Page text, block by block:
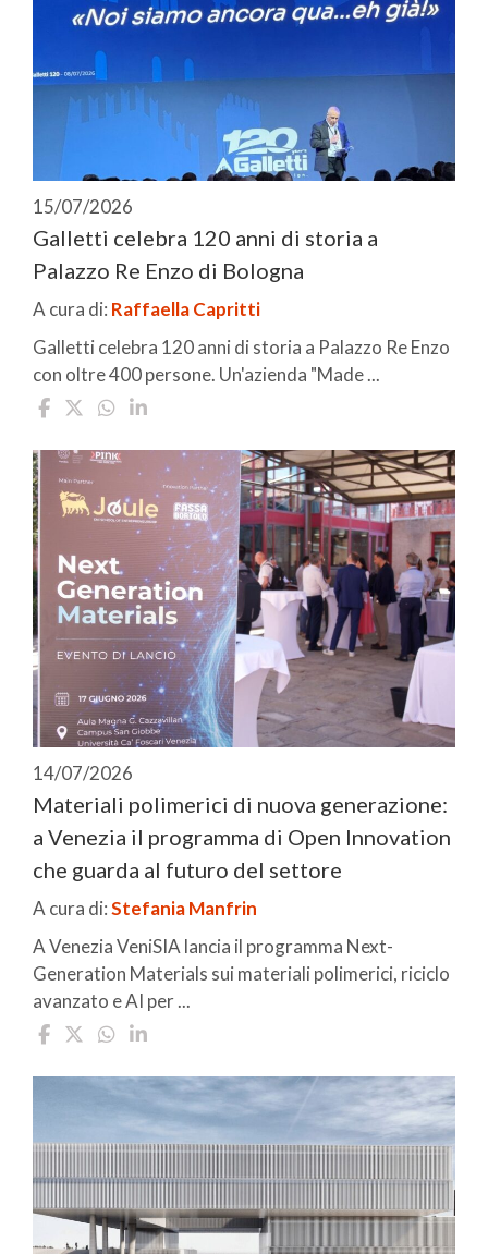
15/07/2026
Galletti celebra 120 anni di storia a
Palazzo Re Enzo di Bologna
A cura di: Raffaella Capritti
Galletti celebra 120 anni di storia a Palazzo Re Enzo
con oltre 400 persone. Un'azienda "Made ...
14/07/2026
Materiali polimerici di nuova generazione:
a Venezia il programma di Open Innovation
che guarda al futuro del settore
A cura di:Stefania Manfrin
A Venezia VeniSIA lancia il programma Next-
Generation Materials sui materiali polimerici, riciclo
avanzato e AI per ...